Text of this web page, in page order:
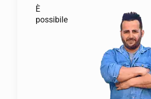
È
possibile